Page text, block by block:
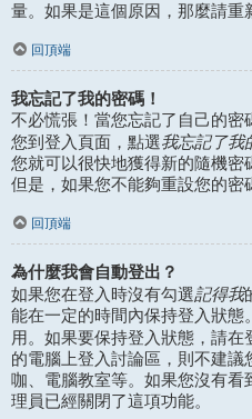
量。如果是這個原因，那麼請重
回頂端
我忘記了我的密碼！
不必慌張！當您忘記了自己的
您到登入頁面，點選我忘記了我
您就可以很快地獲得新的隨機密
但是，如果您不能夠重設您的密
回頂端
為什麼我會自動登出？
如果您在登入時沒有勾選記得我
能在一定的時間內保持登入狀態
用。如果要保持登入狀態，請在
的電腦上登入討論區，則不建議
咖、電腦教室等。如果您沒有
理員已經關閉了這項功能。